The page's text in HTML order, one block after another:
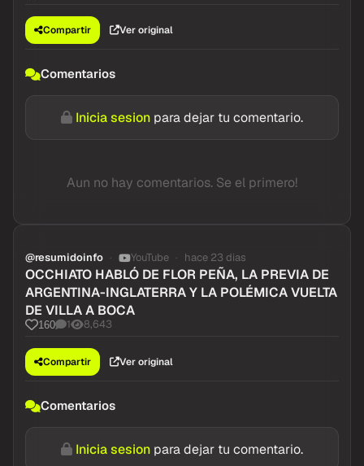
Compartir Ver original
Comentarios
Inicia sesion para dejar tu comentario.
Aun no hay comentarios. Se el primero!
@resumidoinfo YouTube hace 23 dias
OCCHIATO HABLÓ DE FLOR PEÑA, LA PREVIA DE
ARGENTINA-INGLATERRA Y LA POLÉMICA VUELTA
DE VILLA A BOCA
160 1 8,643
Compartir Ver original
Comentarios
Inicia sesion para dejar tu comentario.